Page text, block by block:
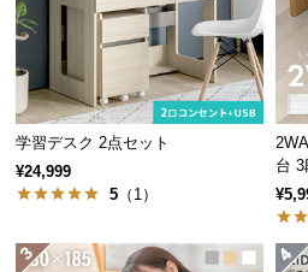
い
開
梱
設
置
ビ
学習デスク 2点セット
¥24,999
5 （1）
台 3